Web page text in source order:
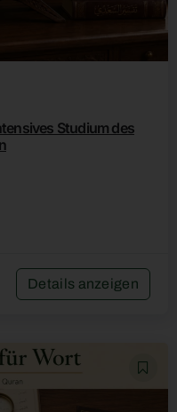
Studium des
Details anzeigen